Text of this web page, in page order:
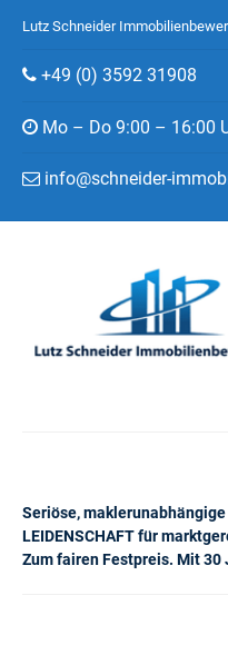
Lutz Schneider
+49 (0) 3592 31908
Mo – Do 9:00 – 16:00
info@schneider-
Seriöse,
LEIDENSCHAFT für
Zum fairen Festpreis. Mit 30